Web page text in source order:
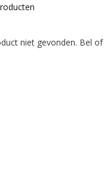
niet gevonden. Bel of